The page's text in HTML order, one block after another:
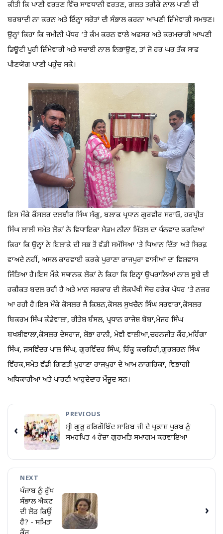
ਕੀਤੀ ਕਿ ਪਾਣੀ ਵਰਤਣ ਵਿੱਚ ਸਾਵਧਾਨੀ ਵਰਤਣ, ਗਲਤ ਤਰੀਕੇ ਨਾਲ ਪਾਣੀ ਦੀ
ਬਰਬਾਦੀ ਨਾ ਕਰਨ ਅਤੇ ਇੰਨ੍ਹਾ ਸਰੋਤਾਂ ਦੀ ਸੰਭਾਲ ਕਰਨਾ ਆਪਣੀ ਜ਼ਿੰਮੇਵਾਰੀ ਸਮਝਣ।
ਉਨ੍ਹਾਂ ਕਿਹਾ ਕਿ ਜਮੀਨੀ ਪੱਧਰ ‘ਤੇ ਕੰਮ ਕਰਨ ਵਾਲੇ ਅਫਸਰ ਅਤੇ ਕਰਮਚਾਰੀ ਆਪਣੀ
ਡਿਊਟੀ ਪੂਰੀ ਜ਼ਿੰਮੇਵਾਰੀ ਅਤੇ ਸਚਾਈ ਨਾਲ ਨਿਭਾਉਣ, ਤਾਂ ਜੋ ਹਰ ਘਰ ਤੱਕ ਸਾਫ
ਪੀਣਯੋਗ ਪਾਣੀ ਪਹੁੰਚ ਸਕੇ।
ਇਸ ਮੌਕੇ ਕੌਂਸਲਰ ਦਲਬੀਰ ਸਿੰਘ ਸੱਗੂ, ਬਲਾਕ ਪ੍ਰਧਾਨ ਗੁਰਵੀਰ ਸਰਾਓ, ਹਰਪ੍ਰੀਤ
ਸਿੰਘ ਲਾਲੀ ਸਮੇਤ ਲੋਕਾਂ ਨੇ ਵਿਧਾਇਕਾ ਮੈਡਮ ਨੀਨਾ ਮਿੱਤਲ ਦਾ ਧੰਨਵਾਦ ਕਰਦਿਆਂ
ਕਿਹਾ ਕਿ ਉਨ੍ਹਾਂ ਨੇ ਇਲਾਕੇ ਦੀ ਸਭ ਤੋਂ ਵੱਡੀ ਸਮੱਸਿਆ ‘ਤੇ ਧਿਆਨ ਦਿੱਤਾ ਅਤੇ ਸਿਰਫ਼
ਵਾਅਦੇ ਨਹੀਂ, ਅਸਲ ਕਾਰਵਾਈ ਕਰਕੇ ਪੁਰਾਣਾ ਰਾਜਪੁਰਾ ਵਾਸੀਆਂ ਦਾ ਵਿਸ਼ਵਾਸ
ਜਿੱਤਿਆ ਹੈ।ਇਸ ਮੌਕੇ ਸਥਾਨਕ ਲੋਕਾਂ ਨੇ ਕਿਹਾ ਕਿ ਇਨ੍ਹਾਂ ਉਪਰਾਲਿਆਂ ਨਾਲ ਸੂਬੇ ਦੀ
ਹਕੀਕਤ ਬਦਲ ਰਹੀ ਹੈ ਅਤੇ ਮਾਨ ਸਰਕਾਰ ਦੀ ਲੋਕਪੱਖੀ ਸੋਚ ਹਰੇਕ ਪੱਧਰ ‘ਤੇ ਨਜ਼ਰ
ਆ ਰਹੀ ਹੈ।ਇਸ ਮੌਕੇ ਕੋਸਲਰ ਜੈ ਕਿਸ਼ਨ,ਕੋਸਲ ਸੁਖਚੈਨ ਸਿੰਘ ਸਰਵਾਰਾ,ਕੋਸਲਰ
ਬਿਕਰਮ ਸਿੰਘ ਕੰਡੇਵਾਲਾ, ਰੀਤੇਸ਼ ਬੰਸਲ, ਪ੍ਰਧਾਨ ਰਾਜੇਸ਼ ਬੋਬਾ,ਮੇਜਰ ਸਿੰਘ
ਬਖਸ਼ੀਵਾਲਾ,ਕੋਸਲਰ ਦੇਸਰਾਜ, ਸ਼ੋਭਾ ਰਾਨੀ, ਮੇਵੀ ਵਾਲੀਆ,ਚਰਨਜੀਤ ਕੌਰ,ਮਹਿੰਗਾ
ਸਿੰਘ, ਜਸਵਿੰਦਰ ਪਾਲ ਸਿੰਘ, ਗੁਰਵਿੰਦਰ ਸਿੰਘ, ਰਿੰਕੂ ਕਚਹਿਰੀ,ਗੁਰਸ਼ਰਨ ਸਿੰਘ
ਵਿੱਰਕ,ਸਮੇਤ ਵੱਡੀ ਗਿਣਤੀ ਪੁਰਾਣਾ ਰਾਜਪੁਰਾ ਦੇ ਆਮ ਨਾਗਰਿਕਾਂ, ਵਿਭਾਗੀ
ਅਧਿਕਾਰੀਆਂ ਅਤੇ ਪਾਰਟੀ ਆਹੁਦੇਦਾਰ ਮੌਜੂਦ ਸਨ।
‹
PREVIOUS
ਸ੍ਰੀ ਗੁਰੂ ਹਰਿਗੋਬਿੰਦ ਸਾਹਿਬ ਜੀ ਦੇ ਪ੍ਰਕਾਸ਼ ਪੁਰਬ ਨੂੰ
ਸਮਰਪਿਤ 4 ਰੋਜ਼ਾ ਗੁਰਮਤਿ ਸਮਾਗਮ ਕਰਵਾਇਆ
NEXT
ਪੰਜਾਬ ਨੂੰ ਰੁੱਖ
ਸੰਭਾਲ ਐਕਟ
ਦੀ ਲੋੜ ਕਿਉਂ
ਹੈ? - ਸਮਿਤਾ
›